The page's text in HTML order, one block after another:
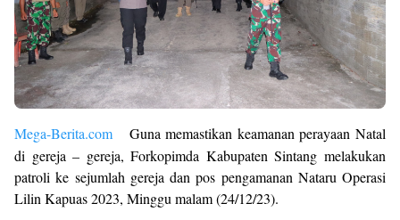
Mega-Berita.com Guna memastikan keamanan perayaan Natal
di gereja – gereja, Forkopimda Kabupaten Sintang melakukan
patroli ke sejumlah gereja dan pos pengamanan Nataru Operasi
Lilin Kapuas 2023, Minggu malam (24/12/23).